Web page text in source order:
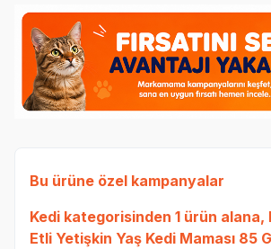
Bu ürüne özel kampanyalar
Kedi kategorisinden 1 ürün alana,
Etli Yetişkin Yaş Kedi Maması 85